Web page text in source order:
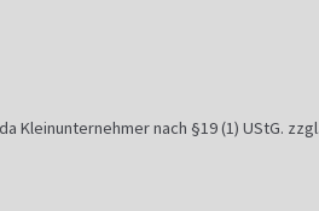
Kleinunternehmer nach §19 (1) UStG. zzgl.